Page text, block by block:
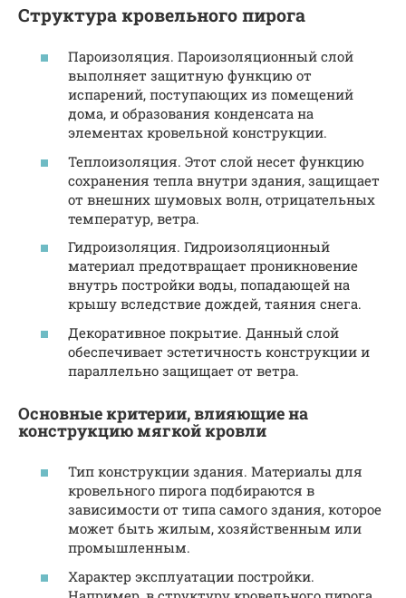
Структура кровельного пирога
Пароизоляция. Пароизоляционный слой
выполняет защитную функцию от
испарений, поступающих из помещений
дома, и образования конденсата на
элементах кровельной конструкции.
Теплоизоляция. Этот слой несет функцию
сохранения тепла внутри здания, защищает
от внешних шумовых волн, отрицательных
температур, ветра.
Гидроизоляция. Гидроизоляционный
материал предотвращает проникновение
внутрь постройки воды, попадающей на
крышу вследствие дождей, таяния снега.
Декоративное покрытие. Данный слой
обеспечивает эстетичность конструкции и
параллельно защищает от ветра.
Основные критерии, влияющие на
конструкцию мягкой кровли
Тип конструкции здания. Материалы для
кровельного пирога подбираются в
зависимости от типа самого здания, которое
может быть жилым, хозяйственным или
промышленным.
Характер эксплуатации постройки.